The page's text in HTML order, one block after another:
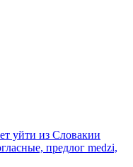
уйти из Словакии
предлог medzi,